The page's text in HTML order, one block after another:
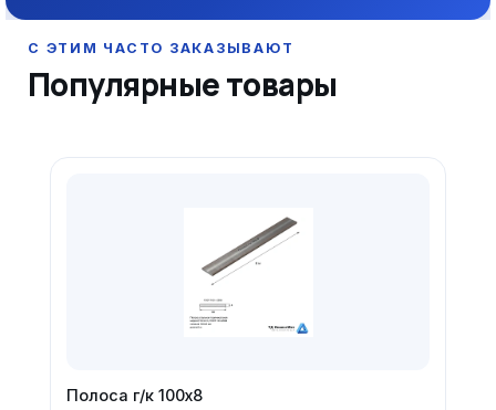
Популярные товары
Полоса г/к 100х8